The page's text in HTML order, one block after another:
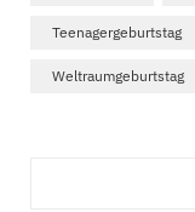
Teenagergeburtstag
Weltraumgeburtstag